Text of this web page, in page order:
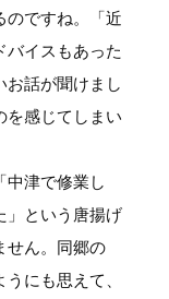
のですね。「近
バイスもあった
お話が聞けまし
を感じてしまい
中津で修業し
」という唐揚げ
せん。同郷の
にも思えて、